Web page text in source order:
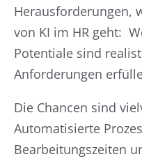
Herausforderungen,
von KI im HR geht:
Potentiale sind
Anforderungen
Die Chancen sind
Automatisierte
Bearbeitungszeiten